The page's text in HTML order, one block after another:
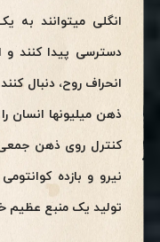
انگلی میتوانند
دسترسی پیدا کنند و
انحراف روح، دنبال
ذهن میلیونها انسان
کنترل روی ذهن جمعی
نیرو و بازده
تولید یک منبع عظیم